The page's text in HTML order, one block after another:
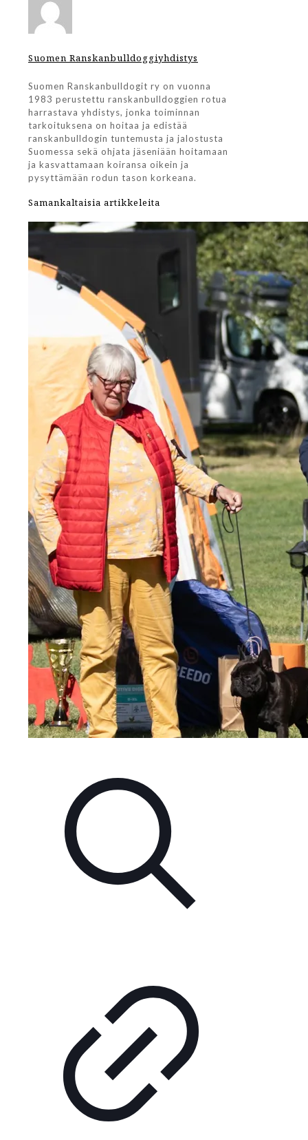
Suomen Ranskanbulldoggiyhdistys
Suomen Ranskanbulldogit ry on vuonna
1983 perustettu ranskanbulldoggien rotua
harrastava yhdistys, jonka toiminnan
tarkoituksena on hoitaa ja edistää
ranskanbulldogin tuntemusta ja jalostusta
Suomessa sekä ohjata jäseniään hoitamaan
ja kasvattamaan koiransa oikein ja
pysyttämään rodun tason korkeana.
Samankaltaisia artikkeleita